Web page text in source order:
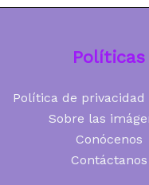
Políticas
Política de privacidad
Sobre las
Conócenos
Contáctanos